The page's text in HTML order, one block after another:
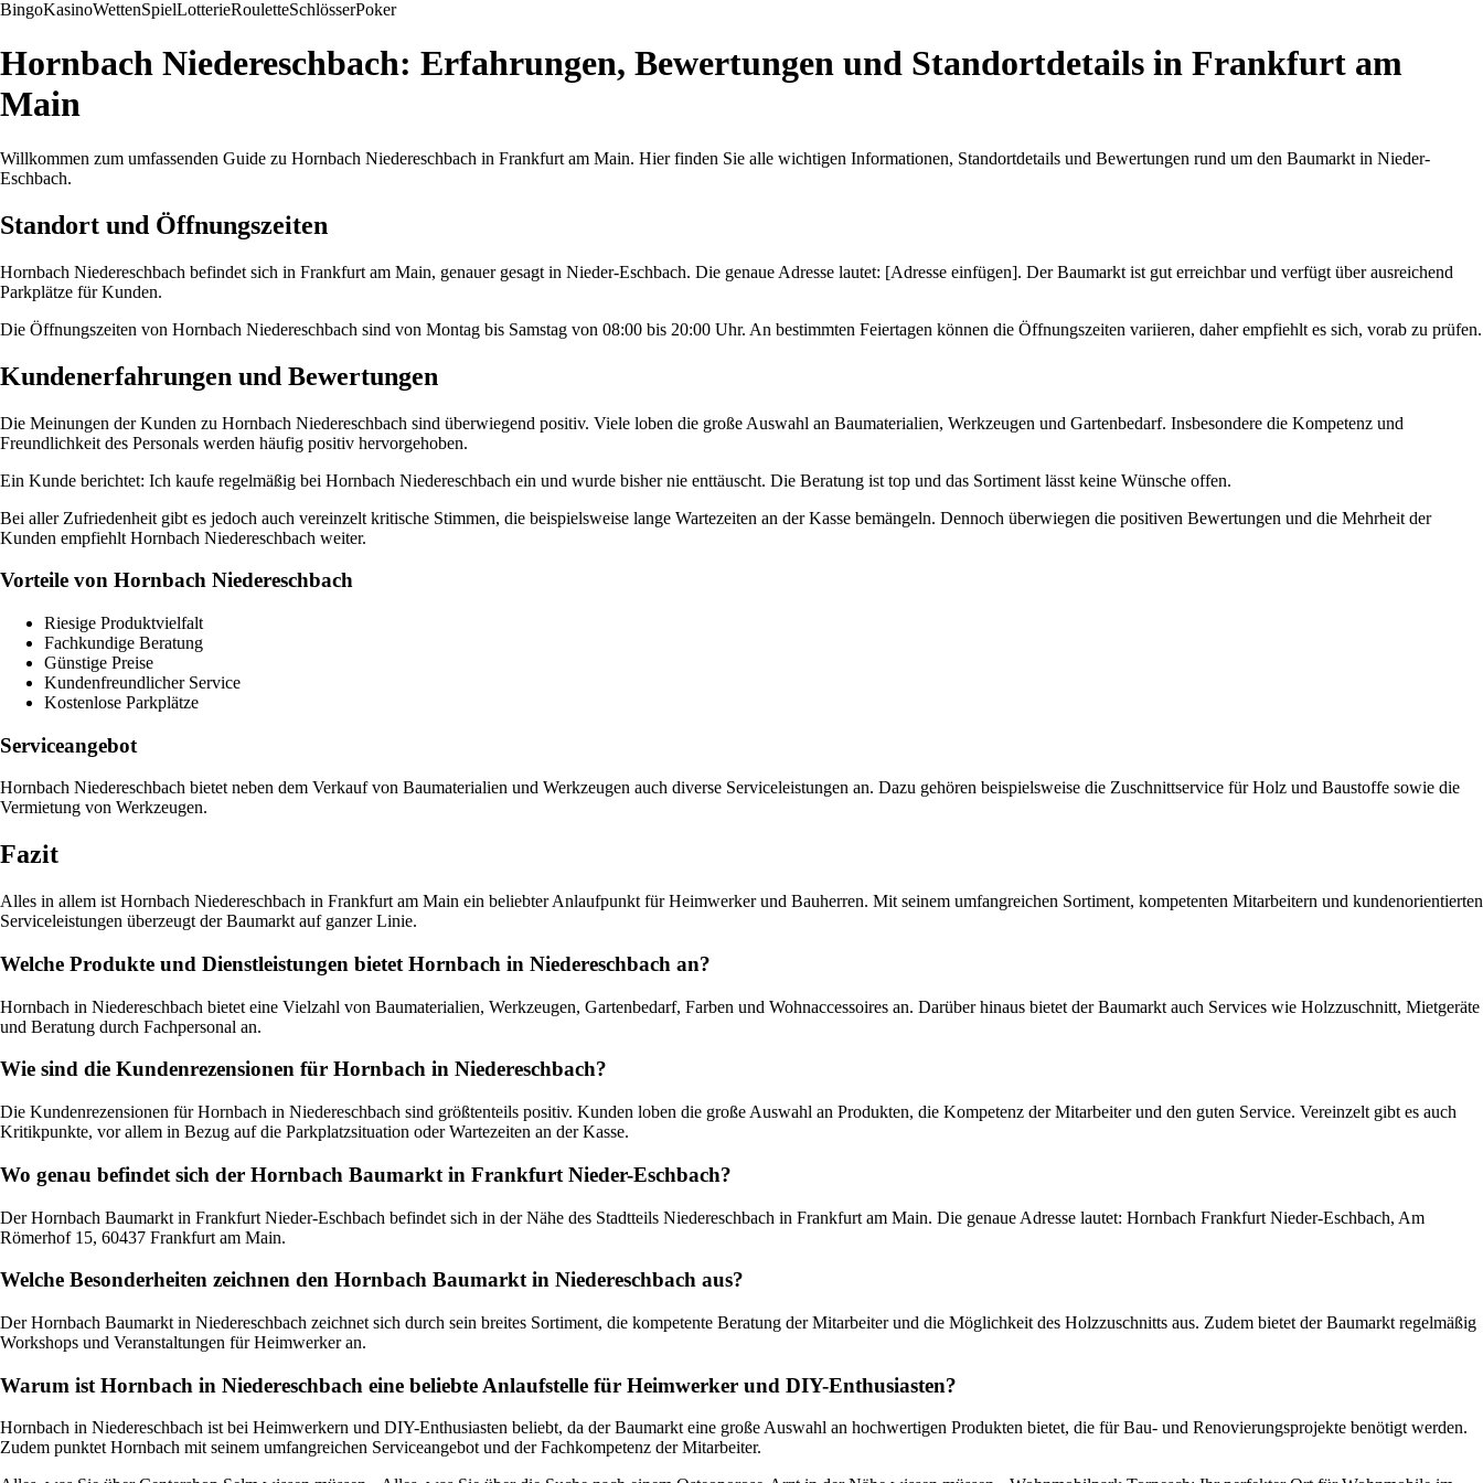
BingoKasinoWettenSpielLotterieRouletteSchlösserPoker
Hornbach Niedereschbach: Erfahrungen, Bewertungen und Standortdetails in Frankfurt am
Main
Willkommen zum umfassenden Guide zu Hornbach Niedereschbach in Frankfurt am Main. Hier finden Sie alle wichtigen Informationen, Standortdetails und Bewertungen rund um den Baumarkt in Nieder-
Eschbach.
Standort und Öffnungszeiten
Hornbach Niedereschbach befindet sich in Frankfurt am Main, genauer gesagt in Nieder-Eschbach. Die genaue Adresse lautet: [Adresse einfügen]. Der Baumarkt ist gut erreichbar und verfügt über ausreichend
Parkplätze für Kunden.
Die Öffnungszeiten von Hornbach Niedereschbach sind von Montag bis Samstag von 08:00 bis 20:00 Uhr. An bestimmten Feiertagen können die Öffnungszeiten variieren, daher empfiehlt es sich, vorab zu prüfen.
Kundenerfahrungen und Bewertungen
Die Meinungen der Kunden zu Hornbach Niedereschbach sind überwiegend positiv. Viele loben die große Auswahl an Baumaterialien, Werkzeugen und Gartenbedarf. Insbesondere die Kompetenz und
Freundlichkeit des Personals werden häufig positiv hervorgehoben.
Ein Kunde berichtet: Ich kaufe regelmäßig bei Hornbach Niedereschbach ein und wurde bisher nie enttäuscht. Die Beratung ist top und das Sortiment lässt keine Wünsche offen.
Bei aller Zufriedenheit gibt es jedoch auch vereinzelt kritische Stimmen, die beispielsweise lange Wartezeiten an der Kasse bemängeln. Dennoch überwiegen die positiven Bewertungen und die Mehrheit der
Kunden empfiehlt Hornbach Niedereschbach weiter.
Vorteile von Hornbach Niedereschbach
Riesige Produktvielfalt
Fachkundige Beratung
Günstige Preise
Kundenfreundlicher Service
Kostenlose Parkplätze
Serviceangebot
Hornbach Niedereschbach bietet neben dem Verkauf von Baumaterialien und Werkzeugen auch diverse Serviceleistungen an. Dazu gehören beispielsweise die Zuschnittservice für Holz und Baustoffe sowie die
Vermietung von Werkzeugen.
Fazit
Alles in allem ist Hornbach Niedereschbach in Frankfurt am Main ein beliebter Anlaufpunkt für Heimwerker und Bauherren. Mit seinem umfangreichen Sortiment, kompetenten Mitarbeitern und kundenorientierten
Serviceleistungen überzeugt der Baumarkt auf ganzer Linie.
Welche Produkte und Dienstleistungen bietet Hornbach in Niedereschbach an?
Hornbach in Niedereschbach bietet eine Vielzahl von Baumaterialien, Werkzeugen, Gartenbedarf, Farben und Wohnaccessoires an. Darüber hinaus bietet der Baumarkt auch Services wie Holzzuschnitt, Mietgeräte
und Beratung durch Fachpersonal an.
Wie sind die Kundenrezensionen für Hornbach in Niedereschbach?
Die Kundenrezensionen für Hornbach in Niedereschbach sind größtenteils positiv. Kunden loben die große Auswahl an Produkten, die Kompetenz der Mitarbeiter und den guten Service. Vereinzelt gibt es auch
Kritikpunkte, vor allem in Bezug auf die Parkplatzsituation oder Wartezeiten an der Kasse.
Wo genau befindet sich der Hornbach Baumarkt in Frankfurt Nieder-Eschbach?
Der Hornbach Baumarkt in Frankfurt Nieder-Eschbach befindet sich in der Nähe des Stadtteils Niedereschbach in Frankfurt am Main. Die genaue Adresse lautet: Hornbach Frankfurt Nieder-Eschbach, Am
Römerhof 15, 60437 Frankfurt am Main.
Welche Besonderheiten zeichnen den Hornbach Baumarkt in Niedereschbach aus?
Der Hornbach Baumarkt in Niedereschbach zeichnet sich durch sein breites Sortiment, die kompetente Beratung der Mitarbeiter und die Möglichkeit des Holzzuschnitts aus. Zudem bietet der Baumarkt regelmäßig
Workshops und Veranstaltungen für Heimwerker an.
Warum ist Hornbach in Niedereschbach eine beliebte Anlaufstelle für Heimwerker und DIY-Enthusiasten?
Hornbach in Niedereschbach ist bei Heimwerkern und DIY-Enthusiasten beliebt, da der Baumarkt eine große Auswahl an hochwertigen Produkten bietet, die für Bau- und Renovierungsprojekte benötigt werden.
Zudem punktet Hornbach mit seinem umfangreichen Serviceangebot und der Fachkompetenz der Mitarbeiter.